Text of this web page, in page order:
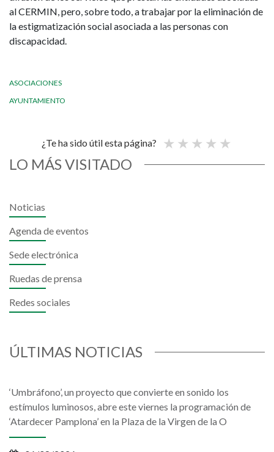
al CERMIN, pero, sobre todo, a trabajar por la eliminación de
la estigmatización social asociada a las personas con
discapacidad.
ASOCIACIONES
AYUNTAMIENTO
¿Te ha sido útil esta página?
LO MÁS VISITADO
Noticias
Agenda de eventos
Sede electrónica
Ruedas de prensa
Redes sociales
ÚLTIMAS NOTICIAS
‘Umbráfono’, un proyecto que convierte en sonido los
estímulos luminosos, abre este viernes la programación de
‘Atardecer Pamplona’ en la Plaza de la Virgen de la O